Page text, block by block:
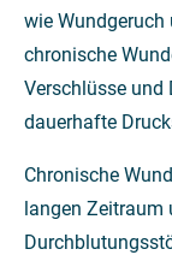
wie Wundgeruch
chronische
Verschlüsse und
dauerhafte
Chronische
langen Zeitraum